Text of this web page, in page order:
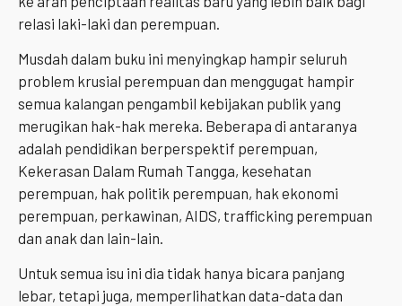
relasi laki-laki dan perempuan.
Musdah dalam buku ini menyingkap hampir seluruh
problem krusial perempuan dan menggugat hampir
semua kalangan pengambil kebijakan publik yang
merugikan hak-hak mereka. Beberapa di antaranya
adalah pendidikan berperspektif perempuan,
Kekerasan Dalam Rumah Tangga, kesehatan
perempuan, hak politik perempuan, hak ekonomi
perempuan, perkawinan, AIDS, trafficking perempuan
dan anak dan lain-lain.
Untuk semua isu ini dia tidak hanya bicara panjang
lebar, tetapi juga, memperlihatkan data-data dan